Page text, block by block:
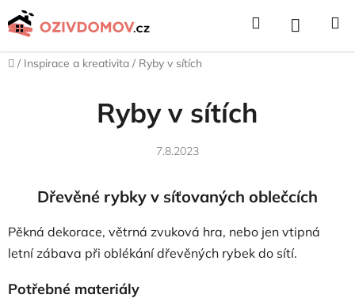
Přejít
na
Hledat NÁKUPNÍ
KOŠÍK
Domů
/ Inspirace a kreativita / Ryby v sítích
Ryby v sítích
7.8.2023
Dřevěné rybky v síťovaných oblečcích
Pěkná dekorace, větrná zvuková hra, nebo jen vtipná
letní zábava při oblékání dřevěných rybek do sítí.
Potřebné materiály